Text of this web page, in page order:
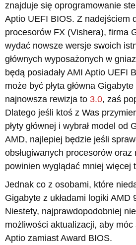
znajduje się oprogramowanie
Aptio UEFI BIOS. Z nadejściem
procesorów FX (Vishera), firma
wydać nowsze wersje swoich
głównych wyposażonych w
będą posiadały AMI Aptio UEFI
może być płyta główna
najnowsza rewizja to 3.0, zaś
Dlatego jeśli ktoś z Was
płyty głównej i wybrał model od
AMD, najlepiej będzie jeśli
obsługiwanych procesorów
powinien wyglądać mniej więcej
Jednak co z osobami, które
Gigabyte z układami logiki AMD
Niestety, najprawdopodobniej
możliwości aktualizacji, aby móc
Aptio zamiast Award BIOS.